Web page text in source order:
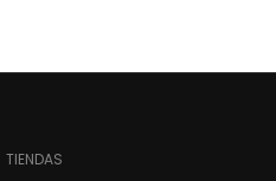
TIENDAS